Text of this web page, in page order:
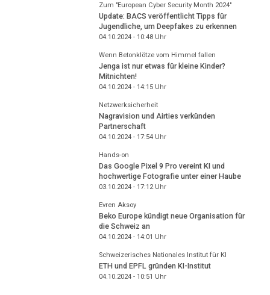
Zum "European Cyber Security Month 2024"
Update: BACS veröffentlicht Tipps für
Jugendliche, um Deepfakes zu erkennen
04.10.2024 - 10:48Uhr
Wenn Betonklötze vom Himmel fallen
Jenga ist nur etwas für kleine Kinder?
Mitnichten!
04.10.2024 - 14:15Uhr
Netzwerksicherheit
Nagravision und Airties verkünden
Partnerschaft
04.10.2024 - 17:54Uhr
Hands-on
Das Google Pixel 9 Pro vereint KI und
hochwertige Fotografie unter einer Haube
03.10.2024 - 17:12Uhr
Evren Aksoy
Beko Europe kündigt neue Organisation für
die Schweiz an
04.10.2024 - 14:01 Uhr
Schweizerisches Nationales Institut für KI
ETH und EPFL gründen KI-Institut
04.10.2024 - 10:51 Uhr